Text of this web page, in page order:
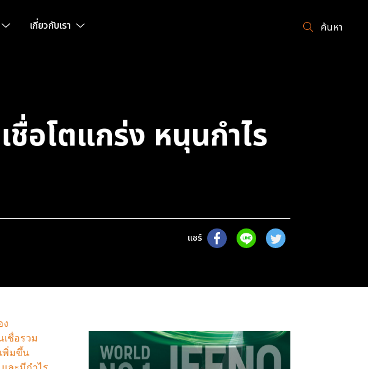
เกี่ยวกับเรา ค้นหา
อโตแกร่ง หนุนกำไร
แชร์
ง
เชื่อรวม
พิ่มขึ้น